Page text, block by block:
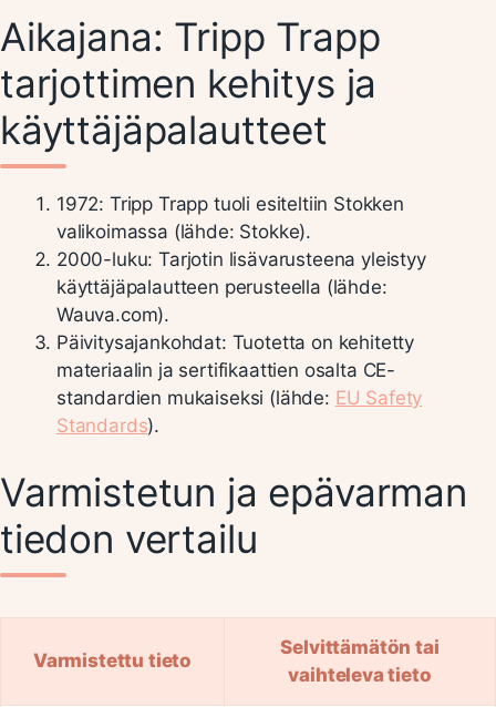
Aikajana: Tripp Trapp
tarjottimen kehitys ja
käyttäjäpalautteet
1972: Tripp Trapp tuoli esiteltiin Stokken
valikoimassa (lähde: Stokke).
2000-luku: Tarjotin lisävarusteena yleistyy
käyttäjäpalautteen perusteella (lähde:
Wauva.com).
Päivitysajankohdat: Tuotetta on kehitetty
materiaalin ja sertifikaattien osalta CE-
standardien mukaiseksi (lähde: EU Safety
Standards).
Varmistetun ja epävarman
tiedon vertailu
Varmistettu tieto
Selvittämätön tai
vaihteleva tieto